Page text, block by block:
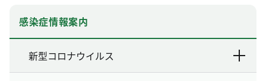
感染症情報案内
新型コロナウイルス